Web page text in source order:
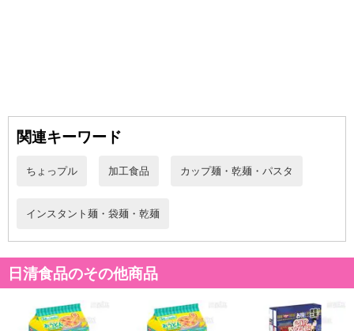
お土産にぴったりな"ご当地カップヌードル"！
甘辛ソースにマヨネーズをアクセントにした、たこ焼き味のお椀で
【お椀で食べるご当地カップヌードル 北海道土産焼もろこし味】
食べるカップヌードル
【お椀で食べるご当地カップヌードル 沖縄土産タコライス味】
関連キーワード
ちょっプル 加工食品 カップ麺・乾麺・パスタ
インスタント麺・袋麺・乾麺
日清食品のその他商品